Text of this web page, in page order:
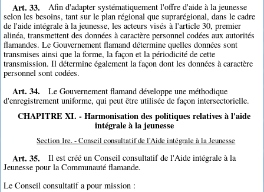
Art. 33.
Afin d'adapter systématiquement l'offre d'aide à la jeunesse
selon les besoins, tant sur le plan régional que suprarégional, dans le cadre
de l'aide intégrale à la jeunesse, les acteurs visés à l'article 30, premier
alinéa, transmettent des données à caractère personnel codées aux autorités
flamandes. Le Gouvernement flamand détermine quelles données sont
transmises ainsi que la forme, la façon et la périodicité de cette
transmission. Il détermine également la façon dont les données à caractère
personnel sont codées.
Art. 34.
Le Gouvernement flamand développe une méthodique
d'enregistrement uniforme, qui peut être utilisée de façon intersectorielle.
CHAPITRE XI. - Harmonisation des politiques relatives à l'aide
intégrale à la jeunesse
Section 1re. - Conseil consultatif de l'Aide intégrale à la Jeunesse
Art. 35.
Il est créé un Conseil consultatif de l'Aide intégrale à la
Jeunesse pour la Communauté flamande.
Le Conseil consultatif a pour mission :